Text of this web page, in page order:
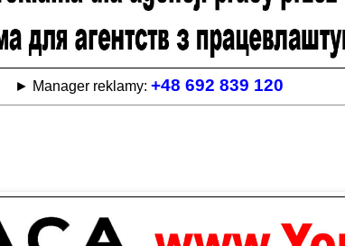
► Manager reklamy: +48 692 839 120